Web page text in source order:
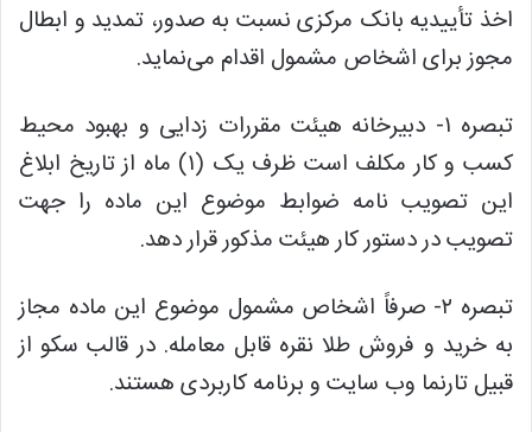
اخذ تأییدیه بانک مرکزی نسبت به صدور، تمدید و ابطال
مجوز برای اشخاص مشمول اقدام می‌نماید.
تبصره ۱- دبیرخانه هیئت مقررات زدایی و بهبود محیط
کسب و کار مکلف است ظرف یک (۱) ماه از تاریخ ابلاغ
این تصویب نامه ضوابط موضوع این ماده را جهت
تصویب در دستور کار هیئت مذکور قرار دهد.
تبصره ۲- صرفاً اشخاص مشمول موضوع این ماده مجاز
به خرید و فروش طلا نقره قابل معامله. در قالب سکو از
قبیل تارنما وب سایت و برنامه کاربردی هستند.